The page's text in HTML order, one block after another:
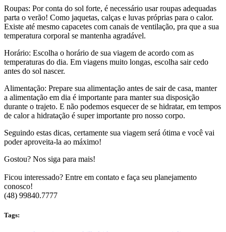
Roupas: Por conta do sol forte, é necessário usar roupas adequadas
parta o verão! Como jaquetas, calças e luvas próprias para o calor.
Existe até mesmo capacetes com canais de ventilação, pra que a sua
temperatura corporal se mantenha agradável.
Horário: Escolha o horário de sua viagem de acordo com as
temperaturas do dia. Em viagens muito longas, escolha sair cedo
antes do sol nascer.
Alimentação: Prepare sua alimentação antes de sair de casa, manter
a alimentação em dia é importante para manter sua disposição
durante o trajeto. E não podemos esquecer de se hidratar, em tempos
de calor a hidratação é super importante pro nosso corpo.
Seguindo estas dicas, certamente sua viagem será ótima e você vai
poder aproveita-la ao máximo!
Gostou? Nos siga para mais!
Ficou interessado? Entre em contato e faça seu planejamento
conosco!
(48) 99840.7777⁠
Tags: